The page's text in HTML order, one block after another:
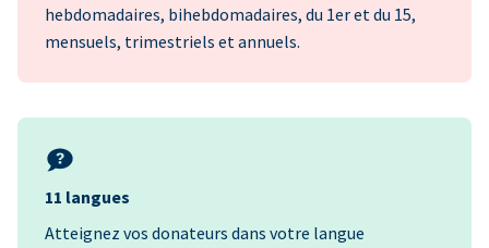
hebdomadaires, bihebdomadaires, du 1er et du 15,
mensuels, trimestriels et annuels.
11 langues
Atteignez vos donateurs dans votre langue